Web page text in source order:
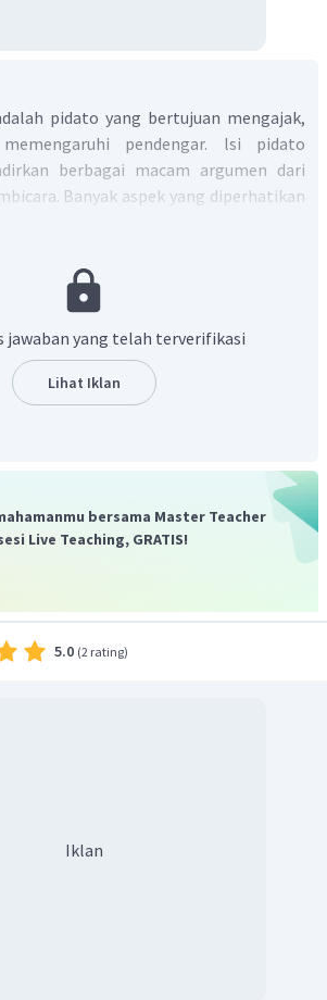
pidato yang bertujuan mengajak,
pendengar. lsi pidato
berbagai macam argumen dari
Banyak aspek yang diperhatikan
suara, dan intonasi. Pembicara yang
Selain materi, sebaiknya pembicara
topik dan naskah pidato. Sementara
berkaitan dengan kemampuan
menarik perhatian pendengar
diperhatikan adalah sebagai berikut.
keinginan seseorang terhadap
dari dalam hati.
pidato ditentukan adanya
Pengertian.Pembicara yang baik
yang luas serta sikap
agar isi pidato mudah dimengerti
memperhatikan pidato didasari
jawaban yang telah terverifikasi
Lihat Iklan
bersama Master Teacher
Live Teaching, GRATIS!
5.0 (2 rating)
Iklan